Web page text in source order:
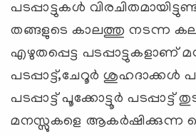
പടപ്പാട്ടുകള്‍
തങ്ങളുടെ കാലത്തു നടന്ന
എഴുതപ്പെട്ട പടപ്പാട്ടുകളാണ്
പടപ്പാട്ട്,ചേറൂര്‍ ശുഹദാക്കള്‍
പടപ്പാട്ട് പൂക്കോട്ടൂര്‍ പടപ്പാട്ട്
മനസ്സുകളെ ആകര്‍ഷിക്കുന്ന